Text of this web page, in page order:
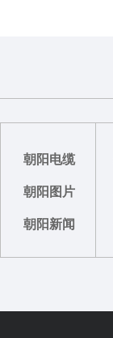
朝阳电缆
朝阳图片
朝阳新闻